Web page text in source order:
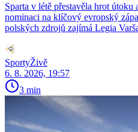
Sparta v létě přestavěla hrot
nominaci na klíčový evropský
polských zdrojů zajímá Legia
SportyŽivě
6. 8. 2026, 19:57
3 min